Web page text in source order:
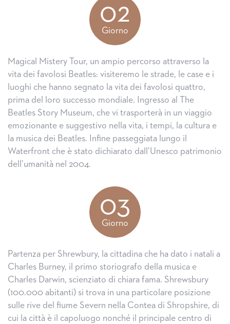
02
Giorno
Magical Mistery Tour, un ampio percorso attraverso la
vita dei favolosi Beatles: visiteremo le strade, le case e i
luoghi che hanno segnato la vita dei favolosi quattro,
prima del loro successo mondiale. Ingresso al The
Beatles Story Museum, che vi trasporterà in un viaggio
emozionante e suggestivo nella vita, i tempi, la cultura e
la musica dei Beatles. Infine passeggiata lungo il
Waterfront che è stato dichiarato dall’Unesco patrimonio
dell’umanità nel 2004.
03
Giorno
Partenza per Shrewbury, la cittadina che ha dato i natali a
Charles Burney, il primo storiografo della musica e
Charles Darwin, scienziato di chiara fama. Shrewsbury
(100.000 abitanti) si trova in una particolare posizione
sulle rive del fiume Severn nella Contea di Shropshire, di
cui la città è il capoluogo nonché il principale centro di